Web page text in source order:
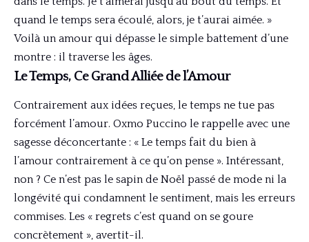
quand le temps sera écoulé, alors, je t’aurai aimée. »
Voilà un amour qui dépasse le simple battement d’une
montre : il traverse les âges.
Le Temps, Ce Grand Alliée de l’Amour
Contrairement aux idées reçues, le temps ne tue pas
forcément l’amour. Oxmo Puccino le rappelle avec une
sagesse déconcertante : « Le temps fait du bien à
l’amour contrairement à ce qu’on pense ». Intéressant,
non ? Ce n’est pas le sapin de Noël passé de mode ni la
longévité qui condamnent le sentiment, mais les erreurs
commises. Les « regrets c’est quand on se goure
concrètement », avertit-il.